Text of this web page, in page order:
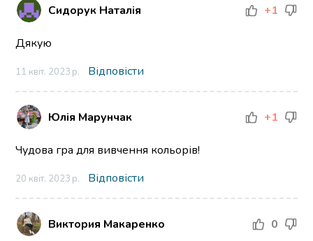
Сидорук Наталія +1
Дякую
11 квіт. 2023 р. Відповісти
Юлія Марунчак +1
Чудова гра для вивчення кольорів!
20 квіт. 2023 р. Відповісти
Виктория Макаренко 0